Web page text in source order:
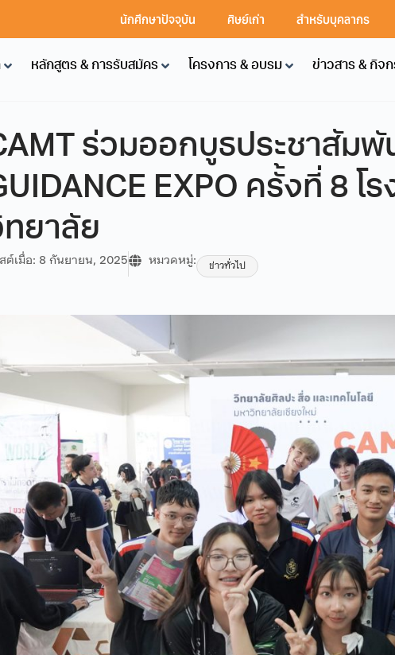
นักศึกษาปัจจุบัน ศิษย์เก่า สำหรับบุคลากร
หลักสูตร & การรับสมัคร โครงการ & อบรม ข่าวสาร & กิจ
ร่วมออกบูธประชาสัม
EXPO ครั้งที่ 8 โ
ยาลัย
ต์เมื่อ: 8 กันยายน, 2025 หมวดหมู่: ข่าวทั่วไป